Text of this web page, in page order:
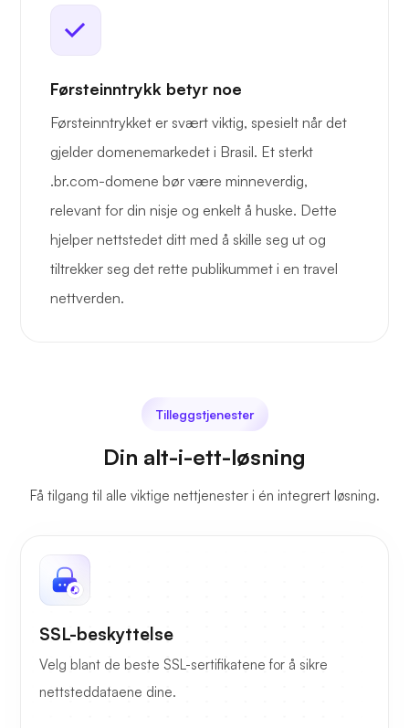
Førsteinntrykk betyr noe
Førsteinntrykket er svært viktig, spesielt når det
gjelder domenemarkedet i Brasil. Et sterkt
.br.com-domene bør være minneverdig,
relevant for din nisje og enkelt å huske. Dette
hjelper nettstedet ditt med å skille seg ut og
tiltrekker seg det rette publikummet i en travel
nettverden.
Tilleggstjenester
Din alt-i-ett-løsning
Få tilgang til alle viktige nettjenester i én integrert løsning.
SSL-beskyttelse
Velg blant de beste SSL-sertifikatene for å sikre
nettsteddataene dine.